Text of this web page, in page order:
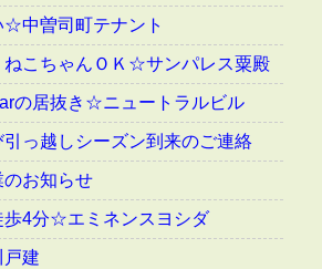
☆中曽司町テナント
ねこちゃんＯＫ☆サンパレス粟殿
の居抜き☆ニュートラルビル
引っ越しシーズン到来のご連絡
お知らせ
歩4分☆エミネンスヨシダ
戸建